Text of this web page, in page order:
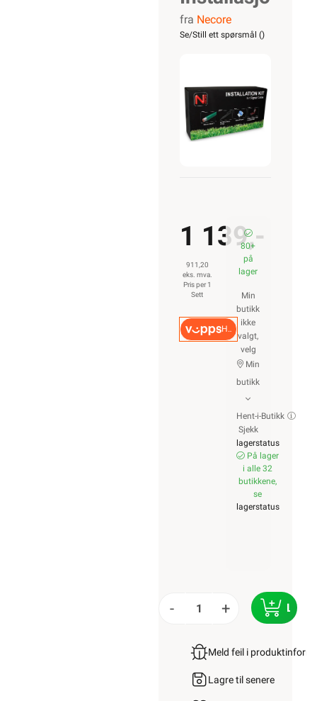
for
fra Necore
Se/Still ett spørsmål ()
1 139,-
911,20
eks. mva.
Pris per 1
Sett
Hurtigkasse
80+
på
lager
Min
butikk
ikke
valgt,
velg
Min
butikk
Hent-i-Butikk
Sjekk
lagerstatus
På lager
i alle 32
butikkene,
se
lagerstatus
- +
Meld feil i
Lagre til senere